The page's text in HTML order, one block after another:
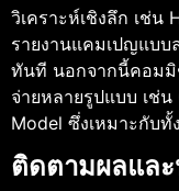
วิเคราะห์เชิงลึก เช่น
รายงานแคมเปญแบบ
ทันที นอกจากนี้คอมมิ
จ่ายหลายรูปแบบ เช่น
Model ซึ่งเหมาะกับทั้
ติดตามผลแล